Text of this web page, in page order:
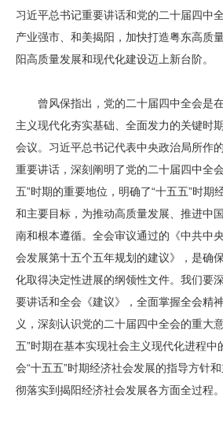
习近平总书记重要讲话和党的二十届四中
产业强市、和美揭阳，加快打造粤东高质
阳高质量发展和现代化建设迈上新台阶。
曾风保指出，党的二十届四中全会是在
主义现代化夯实基础、全面发力的关键时
会议。习近平总书记代表中央政治局所作
重要讲话，深刻阐明了党的二十届四中全
五”时期的重要地位，明确了“十五五”时期
和主要目标，为推动高质量发展、推进中
南和根本遵循。全会审议通过的《中共中
会发展第十五个五年规划的建议》，是确
化取得决定性进展的纲领性文件。我们要
要讲话和全会《建议》，全面掌握全会精
义，深刻认识党的二十届四中全会的重大
五”时期在基本实现社会主义现代化进程中
会“十五五”时期经济社会发展的指导方针
彻落实到揭阳经济社会发展各方面全过程。